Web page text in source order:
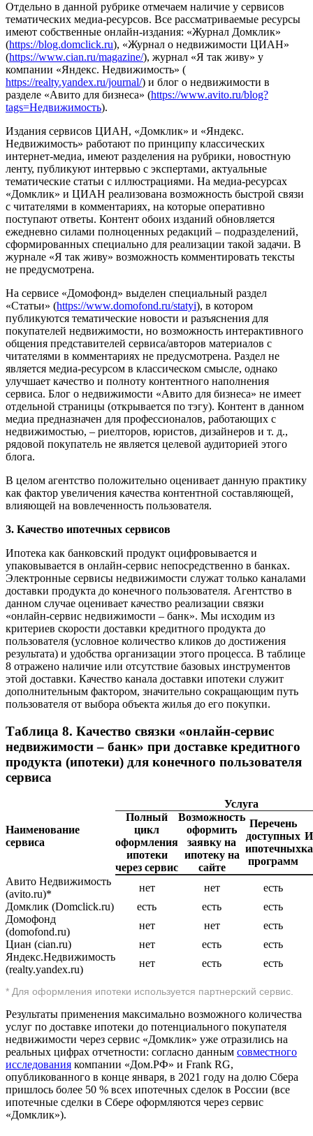
Отдельно в данной рубрике отмечаем наличие у сервисов
тематических медиа-ресурсов. Все рассматриваемые ресурсы
имеют собственные онлайн-издания: «Журнал Домклик»
(https://blog.domclick.ru), «Журнал о недвижимости ЦИАН»
(https://www.cian.ru/magazine/), журнал «Я так живу» у
компании «Яндекс. Недвижимость» (
https://realty.yandex.ru/journal/) и блог о недвижимости в
разделе «Авито для бизнеса» (https://www.avito.ru/blog?
tags=Недвижимость).
Издания сервисов ЦИАН, «Домклик» и «Яндекс.
Недвижимость» работают по принципу классических
интернет-медиа, имеют разделения на рубрики, новостную
ленту, публикуют интервью с экспертами, актуальные
тематические статьи с иллюстрациями. На медиа-ресурсах
«Домклик» и ЦИАН реализована возможность быстрой связи
с читателями в комментариях, на которые оперативно
поступают ответы. Контент обоих изданий обновляется
ежедневно силами полноценных редакций – подразделений,
сформированных специально для реализации такой задачи. В
журнале «Я так живу» возможность комментировать тексты
не предусмотрена.
На сервисе «Домофонд» выделен специальный раздел
«Статьи» (https://www.domofond.ru/statyi), в котором
публикуются тематические новости и разъяснения для
покупателей недвижимости, но возможность интерактивного
общения представителей сервиса/авторов материалов с
читателями в комментариях не предусмотрена. Раздел не
является медиа-ресурсом в классическом смысле, однако
улучшает качество и полноту контентного наполнения
сервиса. Блог о недвижимости «Авито для бизнеса» не имеет
отдельной страницы (открывается по тэгу). Контент в данном
медиа предназначен для профессионалов, работающих с
недвижимостью, – риелторов, юристов, дизайнеров и т. д.,
рядовой покупатель не является целевой аудиторией этого
блога.
В целом агентство положительно оценивает данную практику
как фактор увеличения качества контентной составляющей,
влияющей на вовлеченность пользователя.
3. Качество ипотечных сервисов
Ипотека как банковский продукт оцифровывается и
упаковывается в онлайн-сервис непосредственно в банках.
Электронные сервисы недвижимости служат только каналами
доставки продукта до конечного пользователя. Агентство в
данном случае оценивает качество реализации связки
«онлайн-сервис недвижимости – банк». Мы исходим из
критериев скорости доставки кредитного продукта до
пользователя (условное количество кликов до достижения
результата) и удобства организации этого процесса. В таблице
8 отражено наличие или отсутствие базовых инструментов
этой доставки. Качество канала доставки ипотеки служит
дополнительным фактором, значительно сокращающим путь
пользователя от выбора объекта жилья до его покупки.
Таблица 8. Качество связки «онлайн-сервис
недвижимости – банк» при доставке кредитного
продукта (ипотеки) для конечного пользователя
сервиса
Наименование
сервиса
Услуга
Полный
цикл
оформления
ипотеки
через сервис
Возможность
оформить
заявку на
ипотеку на
сайте
Перечень
доступных
ипотечных
программ
Авито Недвижимость
(avito.ru)*
нет нет
есть
Домклик (Domclick.ru)
есть есть
есть
Домофонд
(domofond.ru)
нет нет
есть
Циан (cian.ru)
нет есть
есть
Яндекс.Недвижимость
(realty.yandex.ru)
нет есть есть
* Для оформления ипотеки используется партнерский сервис.
Результаты применения максимально возможного количества
услуг по доставке ипотеки до потенциального покупателя
недвижимости через сервис «Домклик» уже отразились на
реальных цифрах отчетности: согласно данным совместного
исследования компании «Дом.РФ» и Frank RG,
опубликованного в конце января, в 2021 году на долю Сбера
пришлось более 50 % всех ипотечных сделок в России (все
ипотечные сделки в Сбере оформляются через сервис
«Домклик»).